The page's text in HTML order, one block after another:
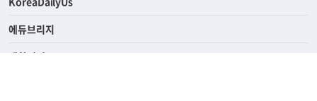
핫딜
KoreaDailyUs